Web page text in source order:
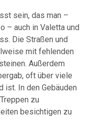
sein, das man –
– auch in Valetta und
Die Straßen und
mit fehlenden
Außerdem
oft über viele
ist. In den Gebäuden
zu
besichtigen zu